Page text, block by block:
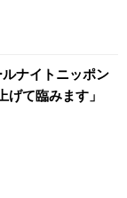
ナイトニッポン
げて臨みます」